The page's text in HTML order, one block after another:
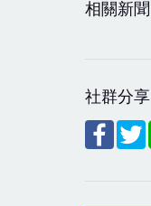
相關新聞
社群分享